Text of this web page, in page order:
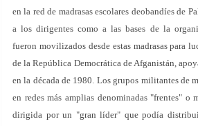
en la red de madrasas escolares deobandíes de
a los dirigentes como a las bases de la
fueron movilizados desde estas madrasas para
de la República Democrática de Afganistán,
en la década de 1980. Los grupos militantes de
en redes más amplias denominadas "frentes" o
dirigida por un "gran líder" que podía